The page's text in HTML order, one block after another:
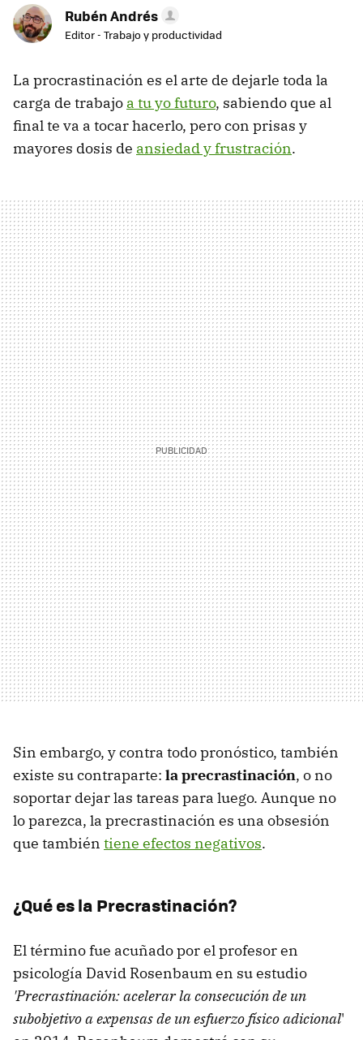
Rubén Andrés
Editor - Trabajo y productividad
La procrastinación es el arte de dejarle toda la
carga de trabajo a tu yo futuro, sabiendo que al
final te va a tocar hacerlo, pero con prisas y
mayores dosis de ansiedad y frustración.
Sin embargo, y contra todo pronóstico, también
existe su contraparte: la precrastinación, o no
soportar dejar las tareas para luego. Aunque no
lo parezca, la precrastinación es una obsesión
que también tiene efectos negativos.
¿Qué es la Precrastinación?
El término fue acuñado por el profesor en
psicología David Rosenbaum en su estudio
'Precrastinación: acelerar la consecución de un
subobjetivo a expensas de un esfuerzo físico adicional'